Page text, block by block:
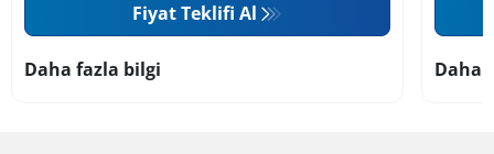
Fiyat Teklifi Al
Daha fazla bilgi Daha